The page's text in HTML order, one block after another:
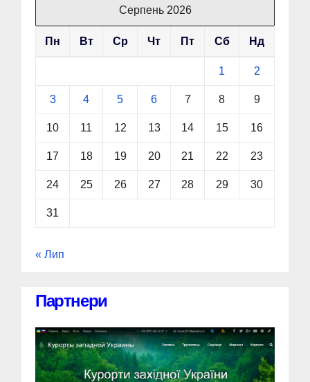
Серпень 2026
Пн Вт Ср Чт Пт Сб Нд
1 2
3 4 5 6 7 8 9
10 11 12 13 14 15 16
17 18 19 20 21 22 23
24 25 26 27 28 29 30
31
« Лип
Партнери